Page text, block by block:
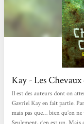
Kay - Les Chevaux
Il est des auteurs dont on
Gavriel Kay en fait partie.
mais pas que… bien qu’on